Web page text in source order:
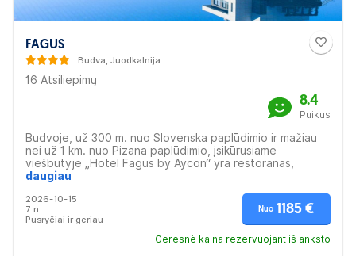
FAGUS
Budva, Juodkalnija
16 Atsiliepimų
8.4
Puikus
Budvoje, už 300 m. nuo Slovenska paplūdimio ir mažiau
nei už 1 km. nuo Pizana paplūdimio, įsikūrusiame
viešbutyje „Hotel Fagus by Aycon“ yra restoranas,
sezoninis lauko baseinas ir baras, veikia nemokamas
numerių šeimoms, įrengta terasa. Viešnagės metu
galėsite atsipalaiduoti saunoje ir naudotis visą parą
dirbančia registratūra. Viešbutis rekomenduojamas
daugiau
2026-10-15
7 n.
Pusryčiai ir geriau
Nuo 1185 €
Geresnė kaina rezervuojant iš anksto